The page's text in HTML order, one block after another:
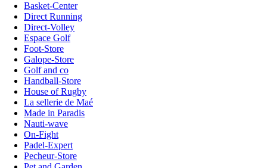
Basket-Center
Direct Running
Direct-Volley
Espace Golf
Foot-Store
Galope-Store
Golf and co
Handball-Store
House of Rugby
La sellerie de Maé
Made in Paradis
Nauti-wave
On-Fight
Padel-Expert
Pecheur-Store